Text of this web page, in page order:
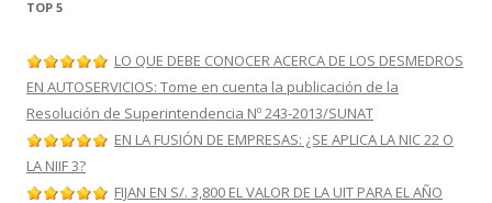
TOP 5
LO QUE DEBE CONOCER ACERCA DE LOS DESMEDROS
EN AUTOSERVICIOS: Tome en cuenta la publicación de la
Resolución de Superintendencia Nº 243-2013/SUNAT
EN LA FUSIÓN DE EMPRESAS: ¿SE APLICA LA NIC 22 O
LA NIIF 3?
FIJAN EN S/. 3,800 EL VALOR DE LA UIT PARA EL AÑO